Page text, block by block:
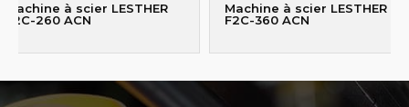
Machine à scier LESTHER
F2C-260 ACN
Machine à scier LESTHER
F2C-360 ACN